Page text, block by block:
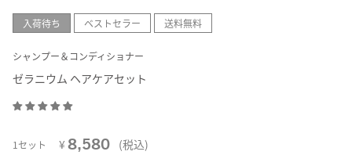
入荷待ち ベストセラー 送料無料
シャンプー＆コンディショナー
ゼラニウム ヘアケアセット
1セット ¥ 8,580 (税込)